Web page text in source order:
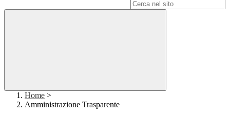
Home >
Amministrazione Trasparente